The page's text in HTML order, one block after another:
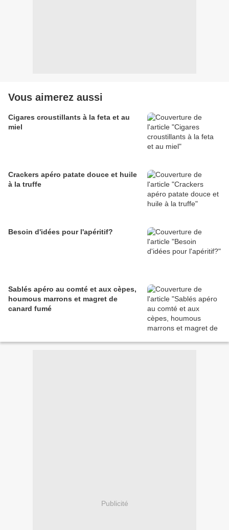
Vous aimerez aussi
Cigares croustillants à la feta et au
miel
Crackers apéro patate douce et huile
à la truffe
Besoin d'idées pour l'apéritif?
Sablés apéro au comté et aux cèpes,
houmous marrons et magret de
canard fumé
Publicité